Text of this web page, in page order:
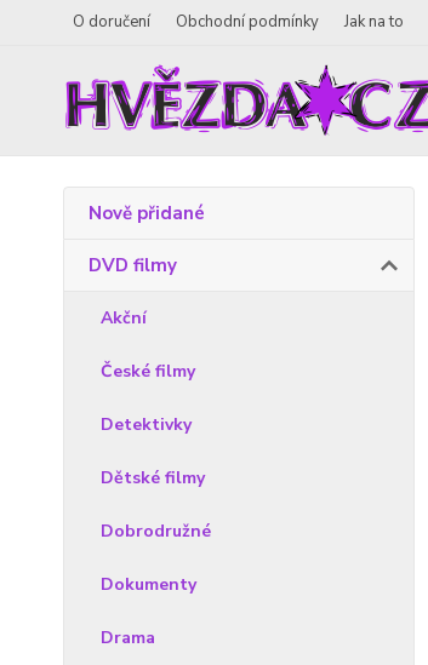
O doručení Obchodní podmínky Jak na to
Nově přidané
DVD filmy
Akční
České filmy
Detektivky
Dětské filmy
Dobrodružné
Dokumenty
Drama